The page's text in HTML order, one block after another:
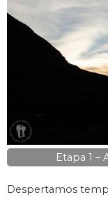
Etapa 1
Despertamos